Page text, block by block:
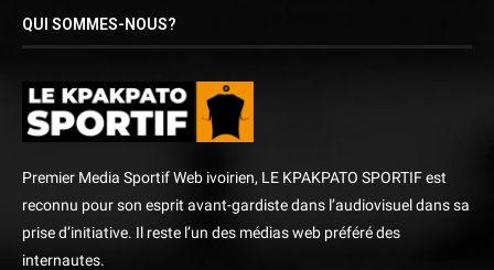
QUI SOMMES-NOUS?
Premier Media Sportif Web ivoirien, LE KPAKPATO SPORTIF est
reconnu pour son esprit avant-gardiste dans l’audiovisuel dans sa
prise d’initiative. Il reste l’un des médias web préféré des
internautes.